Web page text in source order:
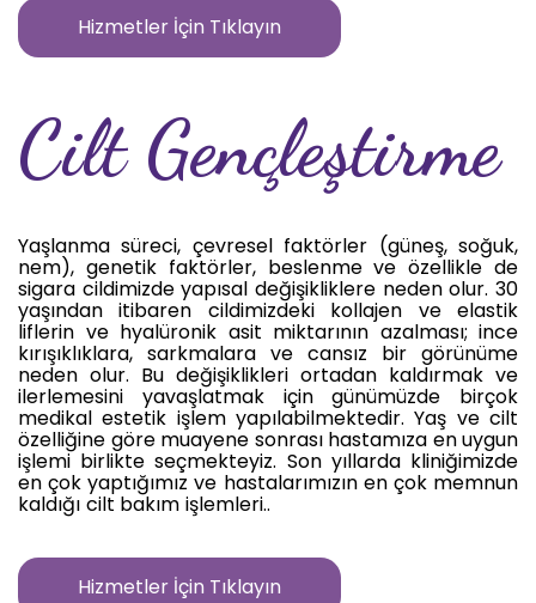
Hizmetler İçin Tıklayın
Cilt Gençleştirme
Yaşlanma süreci, çevresel faktörler (güneş, soğuk,
nem), genetik faktörler, beslenme ve özellikle de
sigara cildimizde yapısal değişikliklere neden olur. 30
yaşından itibaren cildimizdeki kollajen ve elastik
liflerin ve hyalüronik asit miktarının azalması; ince
kırışıklıklara, sarkmalara ve cansız bir görünüme
neden olur. Bu değişiklikleri ortadan kaldırmak ve
ilerlemesini yavaşlatmak için günümüzde birçok
medikal estetik işlem yapılabilmektedir. Yaş ve cilt
özelliğine göre muayene sonrası hastamıza en uygun
işlemi birlikte seçmekteyiz. Son yıllarda kliniğimizde
en çok yaptığımız ve hastalarımızın en çok memnun
kaldığı cilt bakım işlemleri..
Hizmetler İçin Tıklayın